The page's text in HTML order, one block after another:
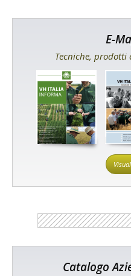
E-
Tecniche, prodotti
Catalogo